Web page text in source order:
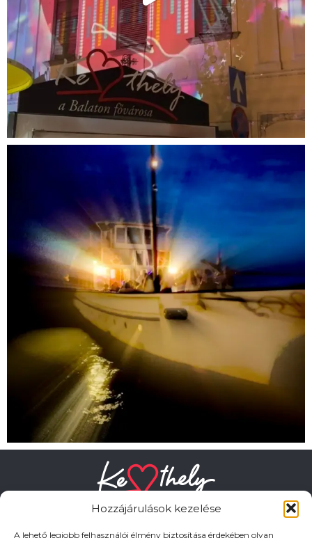
Hozzájárulások kezelése
A lehető legjobb felhasználói élmény biztosítása érdekében olyan